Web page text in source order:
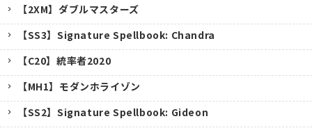
【2XM】ダブルマスターズ
【SS3】Signature Spellbook: Chandra
【C20】統率者2020
【MH1】モダンホライゾン
【SS2】Signature Spellbook: Gideon